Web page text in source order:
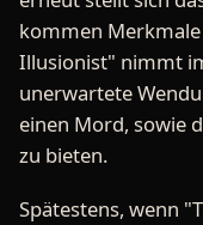
kommen
Illusionist" nimmt
unerwartete
einen Mord, sowie
zu bieten.
Spätestens, wenn